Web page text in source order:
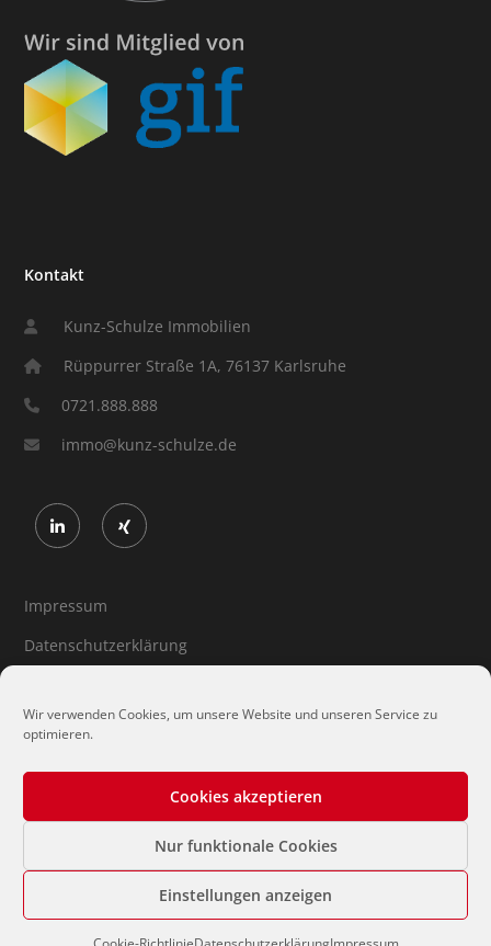
Wir verwenden Cookies, um unsere Website und unseren Service zu
optimieren.
Cookies akzeptieren
Nur funktionale Cookies
Einstellungen anzeigen
Kontakt
Kunz-Schulze Immobilien
Rüppurrer Straße 1A, 76137 Karlsruhe
0721.888.888
immo@kunz-schulze.de
Impressum
Datenschutzerklärung